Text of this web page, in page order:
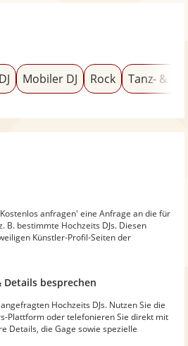
Mobiler DJ Rock Tanz- &
anfragen' eine Anfrage an die für
B. bestimmte Hochzeits DJs. Diesen
Künstler-Profil-Seiten der
besprechen
Hochzeits DJs. Nutzen Sie die
Plattform oder telefonieren Sie direkt mit
Details, die Gage sowie spezielle